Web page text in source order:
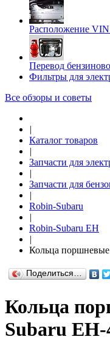
Расположение VIN
Перевод
Фильтры для
Все обзоры и советы
|
Каталог товаров
|
Запчасти для
|
Запчасти для
|
Robin-Subaru
|
Robin-Subaru EH
|
Кольца
Поделиться…
Кольца
Subaru EH-